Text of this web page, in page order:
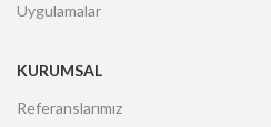
Uygulamalar
KURUMSAL
Referanslarımız